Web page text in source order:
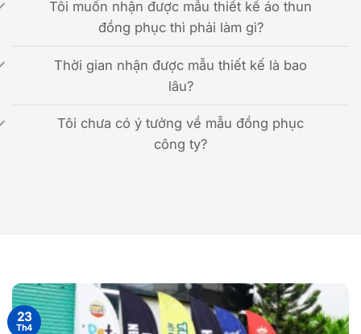
Tôi muốn nhận được mẫu thiết kế áo thun
đồng phục thì phải làm gì?
Thời gian nhận được mẫu thiết kế là bao
lâu?
Tôi chưa có ý tưởng về mẫu đồng phục
công ty?
23
Th4